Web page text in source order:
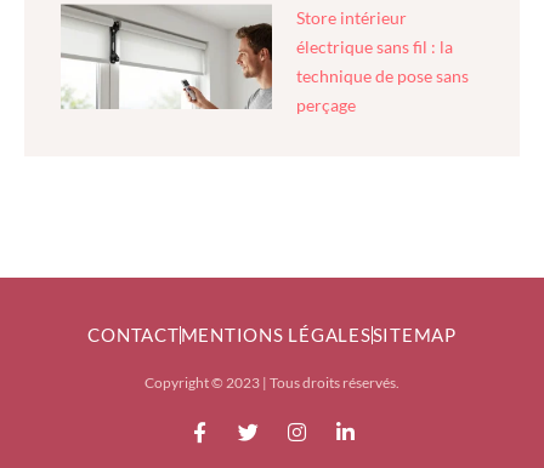
Store intérieur
électrique sans fil : la
technique de pose sans
perçage
CONTACTMENTIONS LÉGALESSITEMAP
Copyright © 2023 | Tous droits réservés.